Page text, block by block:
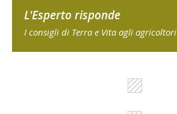
L'Esperto risponde
I consigli di Terra e Vita agli agricoltori